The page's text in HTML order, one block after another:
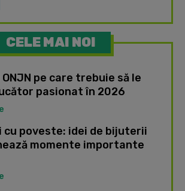
CELE MAI NOI
pe care trebuie să le
pasionat în 2026
cu poveste: idei de bijuterii
momente importante